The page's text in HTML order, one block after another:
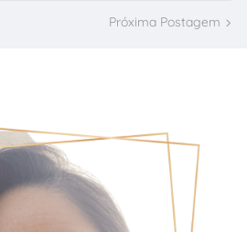
Próxima Postagem